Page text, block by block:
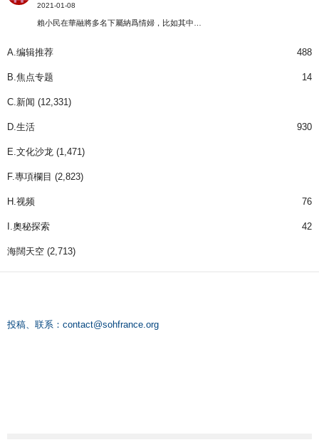
2021-01-08
賴小民在華融將多名下屬納爲情婦，比如其中…
A.编辑推荐 488
B.焦点专题 14
C.新闻 (12,331)
D.生活 930
E.文化沙龙 (1,471)
F.專項欄目 (2,823)
H.视频 76
I.奧秘探索 42
海闊天空 (2,713)
投稿、联系： contact@sohfrance.org